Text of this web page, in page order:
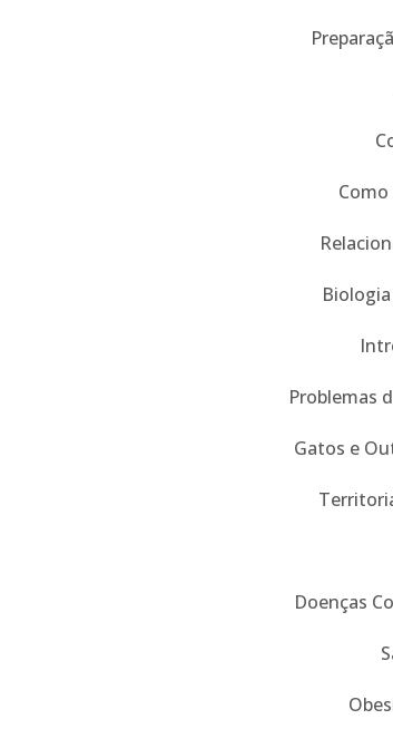
Problemas
Gatos e
Doenças